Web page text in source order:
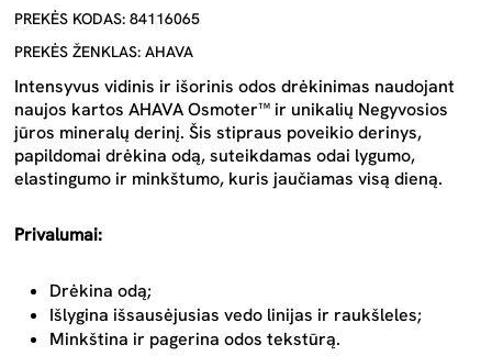
PREKĖS KODAS: 84116065
PREKĖS ŽENKLAS: AHAVA
Intensyvus vidinis ir išorinis odos drėkinimas naudojant
naujos kartos AHAVA Osmoter™ ir unikalių Negyvosios
jūros mineralų derinį. Šis stipraus poveikio derinys,
papildomai drėkina odą, suteikdamas odai lygumo,
elastingumo ir minkštumo, kuris jaučiamas visą dieną.
Privalumai:
Drėkina odą;
Išlygina išsausėjusias vedo linijas ir raukšleles;
Minkština ir pagerina odos tekstūrą.